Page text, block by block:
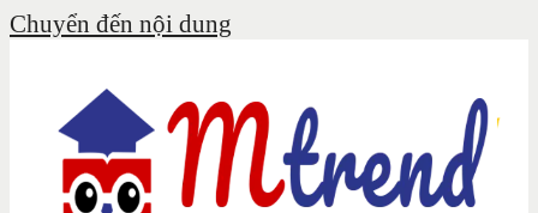
Chuyển đến nội dung